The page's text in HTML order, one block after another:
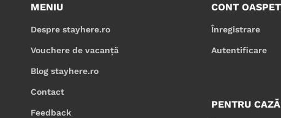
MENIU
Despre stayhere.ro
Vouchere de vacanță
Blog stayhere.ro
Contact
Feedback
CONT
Înregistrare
Autentificare
PENTRU